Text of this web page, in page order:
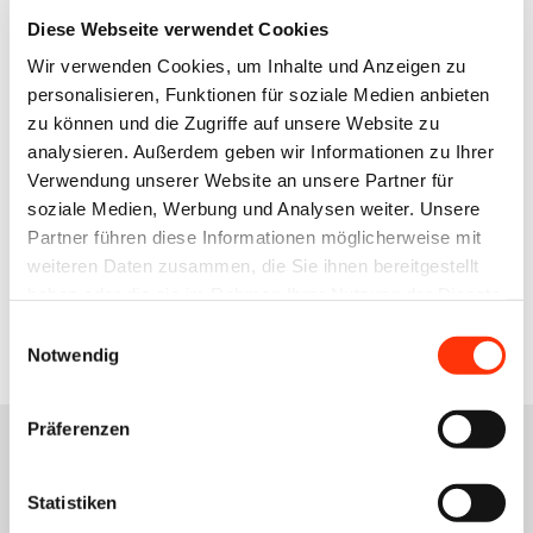
Diese Webseite verwendet Cookies
Wir verwenden Cookies, um Inhalte und Anzeigen zu
personalisieren, Funktionen für soziale Medien anbieten
zu können und die Zugriffe auf unsere Website zu
analysieren. Außerdem geben wir Informationen zu Ihrer
Verwendung unserer Website an unsere Partner für
soziale Medien, Werbung und Analysen weiter. Unsere
Partner führen diese Informationen möglicherweise mit
weiteren Daten zusammen, die Sie ihnen bereitgestellt
Notwendig
Präferenzen
Statistiken
Marc Bening
Syndikusrechtsanwalt ∙ Recht
bening@vdmno.de
0511 33806-42
Das könnte Sie auch